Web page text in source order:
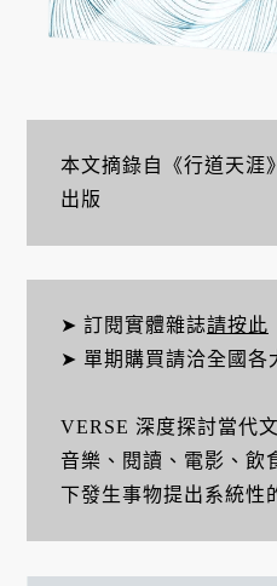
本文摘錄自《行道天涯
出版
➤ 訂閱實體雜誌請按此
➤ 單期購買請洽全國各
VERSE 深度探討當代
音樂、閱讀、電影、飲
下發生事物提出系統性